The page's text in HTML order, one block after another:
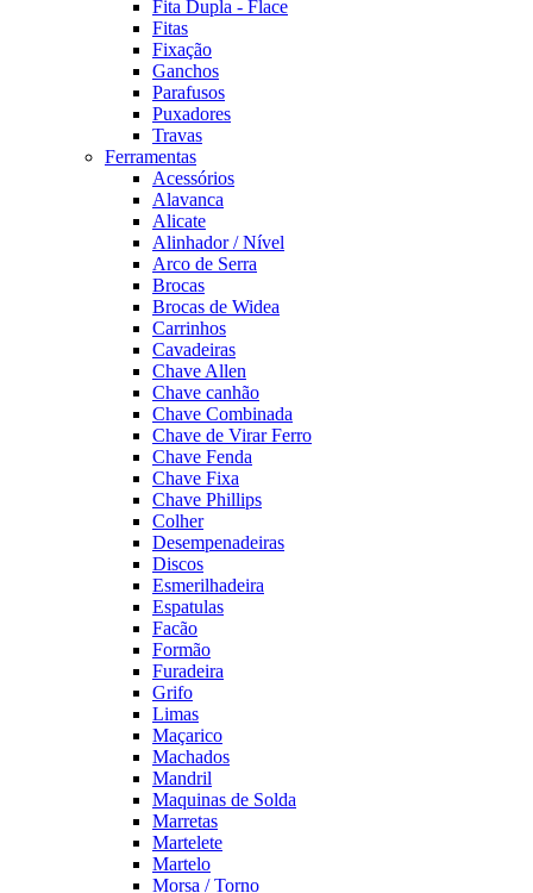
Fita Dupla - Flace
Fitas
Fixação
Ganchos
Parafusos
Puxadores
Travas
Ferramentas
Acessórios
Alavanca
Alicate
Alinhador / Nível
Arco de Serra
Brocas
Brocas de Widea
Carrinhos
Cavadeiras
Chave Allen
Chave canhão
Chave Combinada
Chave de Virar Ferro
Chave Fenda
Chave Fixa
Chave Phillips
Colher
Desempenadeiras
Discos
Esmerilhadeira
Espatulas
Facão
Formão
Furadeira
Grifo
Limas
Maçarico
Machados
Mandril
Maquinas de Solda
Marretas
Martelete
Martelo
Morsa / Torno